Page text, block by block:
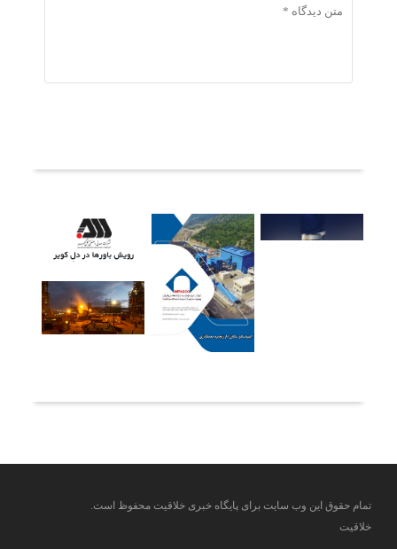
تمام حقوق این وب سایت برای پایگاه خبری خلاقیت محفوظ است.
خلاقیت